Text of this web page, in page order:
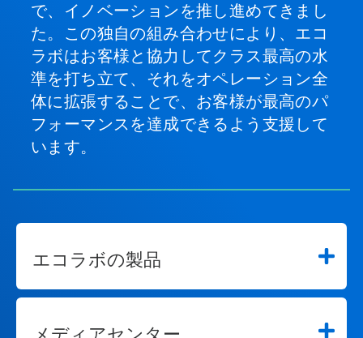
で、イノベーションを推し進めてきまし
た。この独自の組み合わせにより、エコ
ラボはお客様と協力してクラス最高の水
準を打ち立て、それをオペレーション全
体に拡張することで、お客様が最高のパ
フォーマンスを達成できるよう支援して
います。
エコラボの製品